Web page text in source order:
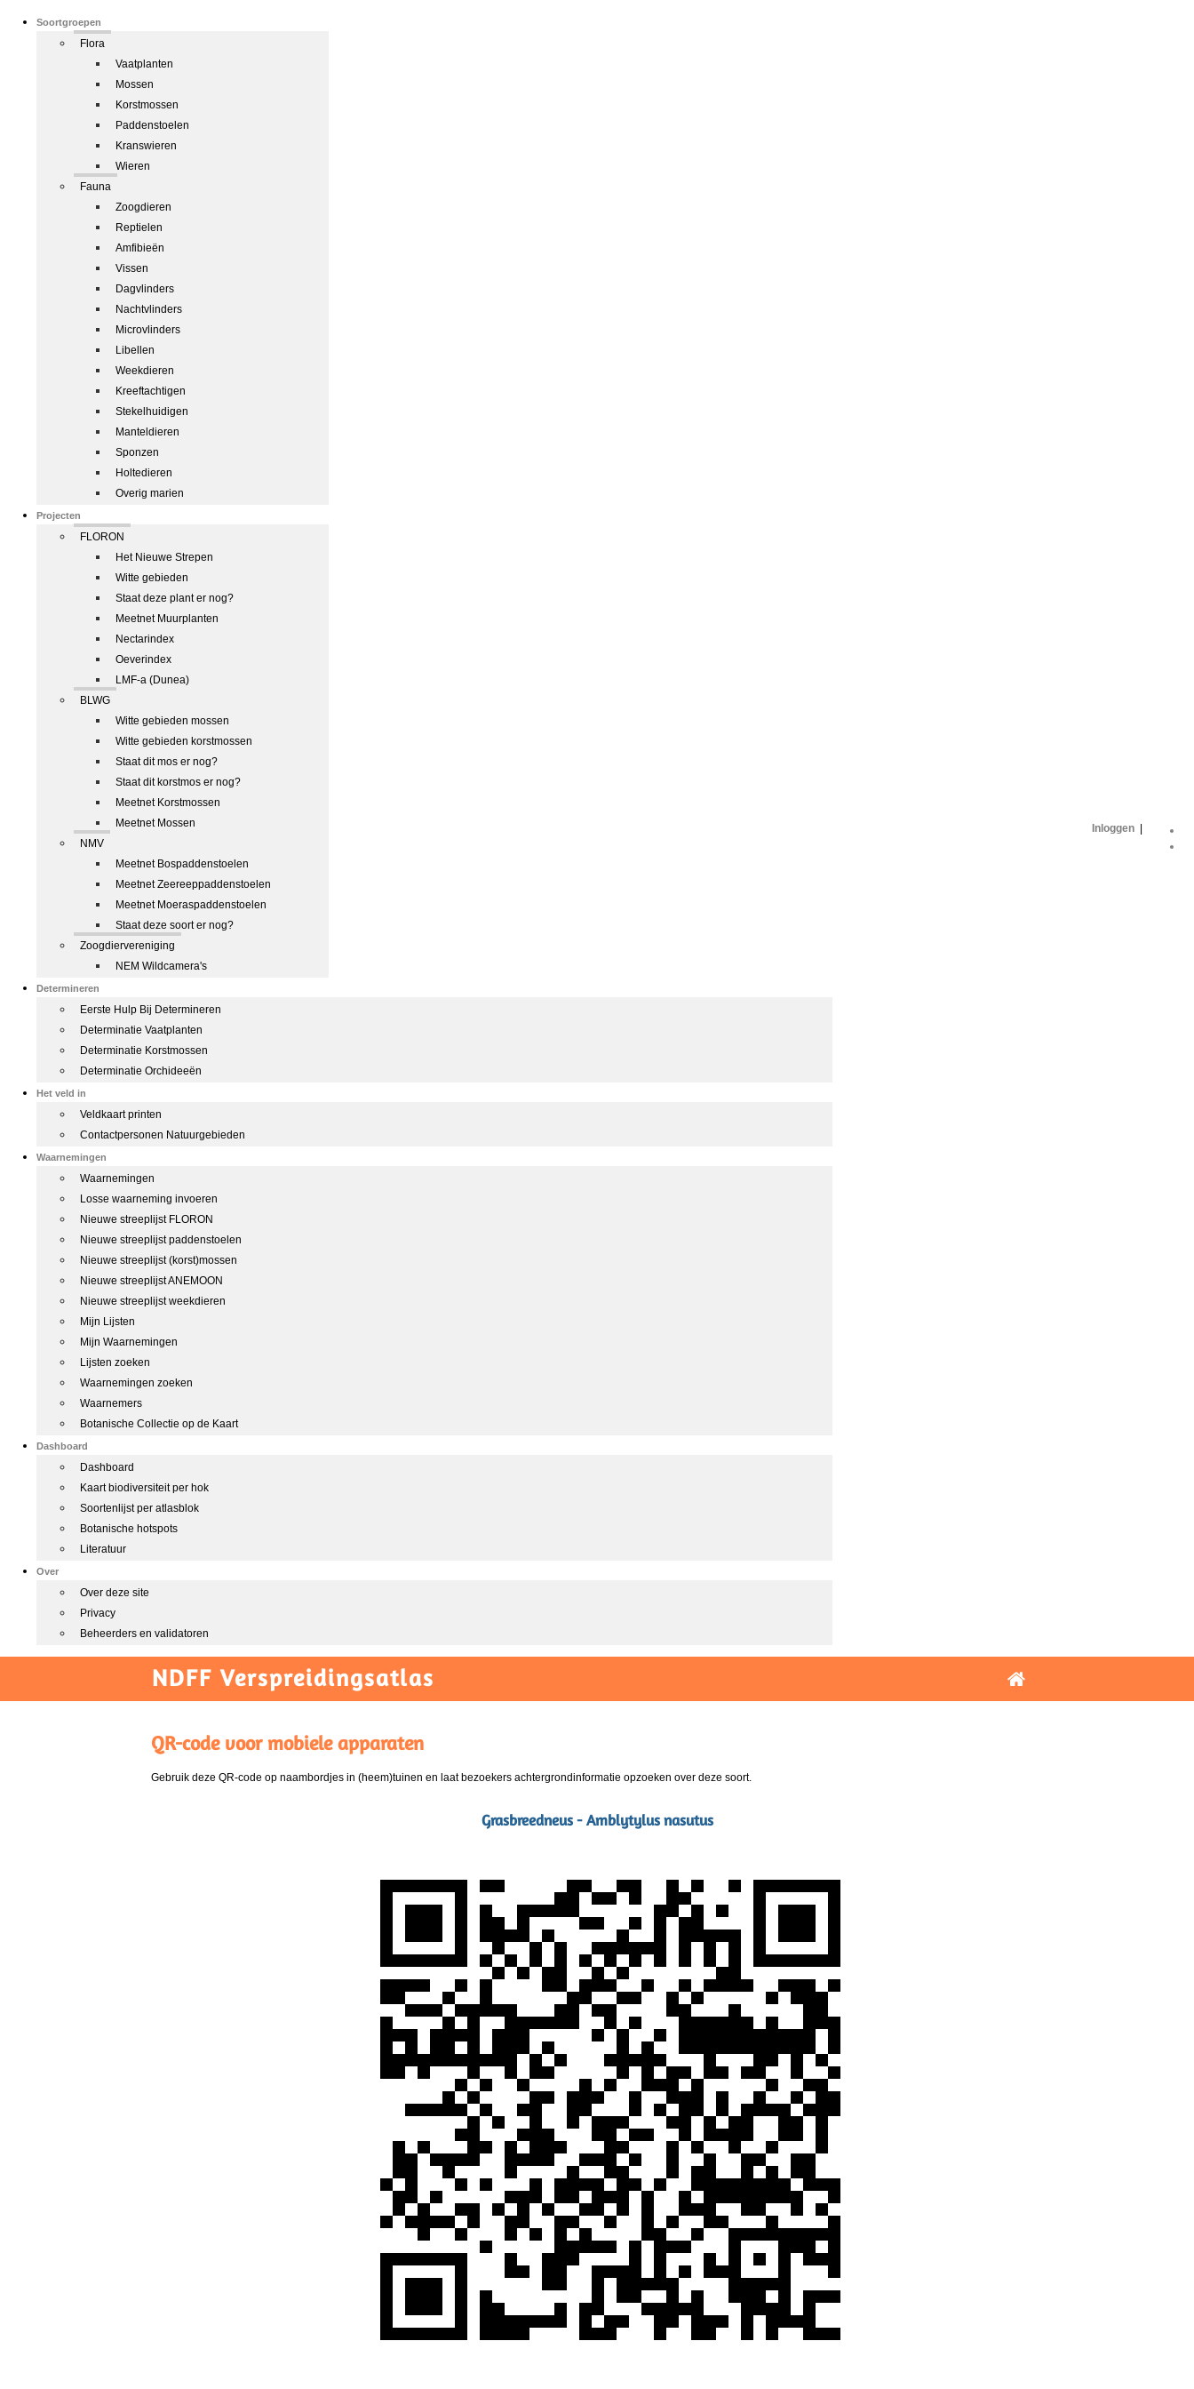
Soortgroepen
Flora
Vaatplanten
Mossen
Korstmossen
Paddenstoelen
Kranswieren
Wieren
Fauna
Zoogdieren
Reptielen
Amfibieën
Vissen
Dagvlinders
Nachtvlinders
Microvlinders
Libellen
Weekdieren
Kreeftachtigen
Stekelhuidigen
Manteldieren
Sponzen
Holtedieren
Overig marien
Projecten
FLORON
Het Nieuwe Strepen
Witte gebieden
Staat deze plant er nog?
Meetnet Muurplanten
Nectarindex
Oeverindex
LMF-a (Dunea)
BLWG
Witte gebieden mossen
Witte gebieden korstmossen
Staat dit mos er nog?
Staat dit korstmos er nog?
Meetnet Korstmossen
Meetnet Mossen
NMV
Meetnet Bospaddenstoelen
Meetnet Zeereeppaddenstoelen
Meetnet Moeraspaddenstoelen
Staat deze soort er nog?
Zoogdiervereniging
NEM Wildcamera's
Determineren
Eerste Hulp Bij Determineren
Determinatie Vaatplanten
Determinatie Korstmossen
Determinatie Orchideeën
Het veld in
Veldkaart printen
Contactpersonen Natuurgebieden
Waarnemingen
Waarnemingen
Losse waarneming invoeren
Nieuwe streeplijst FLORON
Nieuwe streeplijst paddenstoelen
Nieuwe streeplijst (korst)mossen
Nieuwe streeplijst ANEMOON
Nieuwe streeplijst weekdieren
Mijn Lijsten
Mijn Waarnemingen
Lijsten zoeken
Waarnemingen zoeken
Waarnemers
Botanische Collectie op de Kaart
Dashboard
Dashboard
Kaart biodiversiteit per hok
Soortenlijst per atlasblok
Botanische hotspots
Literatuur
Over
Over deze site
Privacy
Beheerders en validatoren
Inloggen
NDFF Verspreidingsatlas
QR-code voor mobiele apparaten
Gebruik deze QR-code op naambordjes in (heem)tuinen en laat bezoekers achtergrondinformatie opzoeken over deze soort.
Grasbreedneus - Amblytylus nasutus